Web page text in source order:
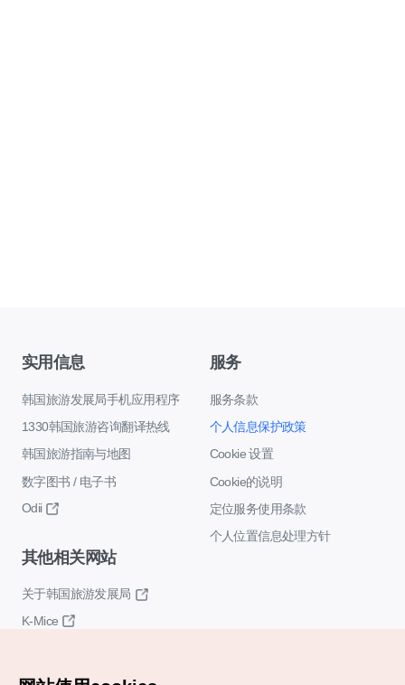
实用信息
韩国旅游发展局手机应用程序
1330韩国旅游咨询翻译热线
韩国旅游指南与地图
数字图书 / 电子书
Odii
服务
服务条款
个人信息保护政策
Cookie 设置
Cookie的说明
定位服务使用条款
个人位置信息处理方针
其他相关网站
关于韩国旅游发展局
K-Mice